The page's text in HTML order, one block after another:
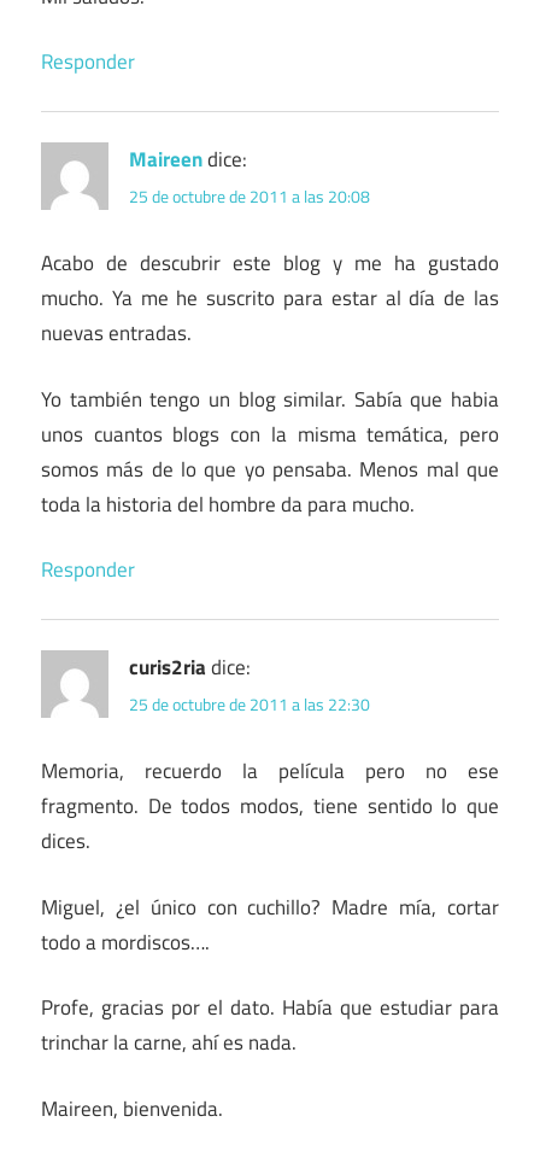
Responder
Maireendice:
25 de octubre de 2011 a las 20:08
Acabo de descubrir este blog y me ha gustado
mucho. Ya me he suscrito para estar al día de las
nuevas entradas.
Yo también tengo un blog similar. Sabía que habia
unos cuantos blogs con la misma temática, pero
somos más de lo que yo pensaba. Menos mal que
toda la historia del hombre da para mucho.
Responder
curis2riadice:
25 de octubre de 2011 a las 22:30
Memoria, recuerdo la película pero no ese
fragmento. De todos modos, tiene sentido lo que
dices.
Miguel, ¿el único con cuchillo? Madre mía, cortar
todo a mordiscos….
Profe, gracias por el dato. Había que estudiar para
trinchar la carne, ahí es nada.
Maireen, bienvenida.